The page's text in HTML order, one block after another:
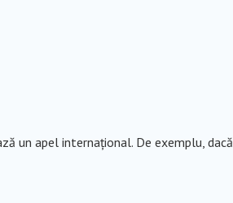
un apel internațional. De exemplu, dacă